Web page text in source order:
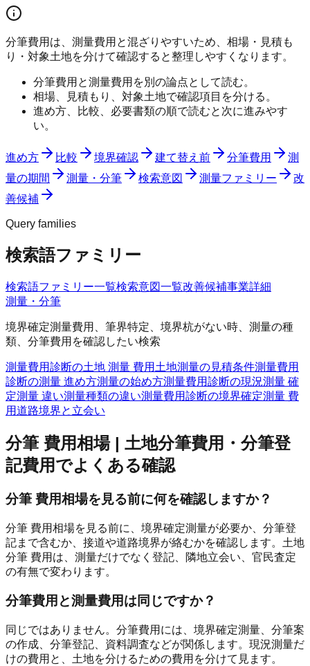
分筆費用は、測量費用と混ざりやすいため、相場・見積も
り・対象土地を分けて確認すると整理しやすくなります。
分筆費用と測量費用を別の論点として読む。
相場、見積もり、対象土地で確認項目を分ける。
進め方、比較、必要書類の順で読むと次に進みやす
い。
進め方 比較 境界確認 建て替え前 分筆費用
測
量の期間
測量・分筆 検索意図 測量ファミリー
改
善候補
Query families
検索語ファミリー
検索語ファミリー一覧検索意図一覧改善候補事業詳細
測量・分筆
境界確定測量費用、筆界特定、境界杭がない時、測量の種
類、分筆費用を確認したい検索
測量費用診断の土地 測量 費用 土地測量の見積条件測量費用
診断の測量 進め方測量の始め方測量費用診断の現況測量 確
定測量 違い測量種類の違い測量費用診断の境界確定測量 費
用道路境界と立会い
分筆 費用相場 | 土地分筆費用・分筆登
記費用でよくある確認
分筆 費用相場を見る前に何を確認しますか？
分筆 費用相場を見る前に、境界確定測量が必要か、分筆登
記まで含むか、接道や道路境界が絡むかを確認します。土地
分筆 費用は、測量だけでなく登記、隣地立会い、官民査定
の有無で変わります。
分筆費用と測量費用は同じですか？
同じではありません。分筆費用には、境界確定測量、分筆案
の作成、分筆登記、資料調査などが関係します。現況測量だ
けの費用と、土地を分けるための費用を分けて見ます。